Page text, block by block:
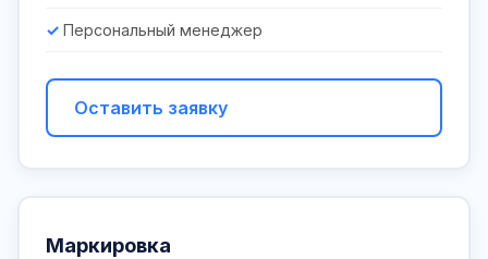
Персональный менеджер
Оставить заявку
Маркировка